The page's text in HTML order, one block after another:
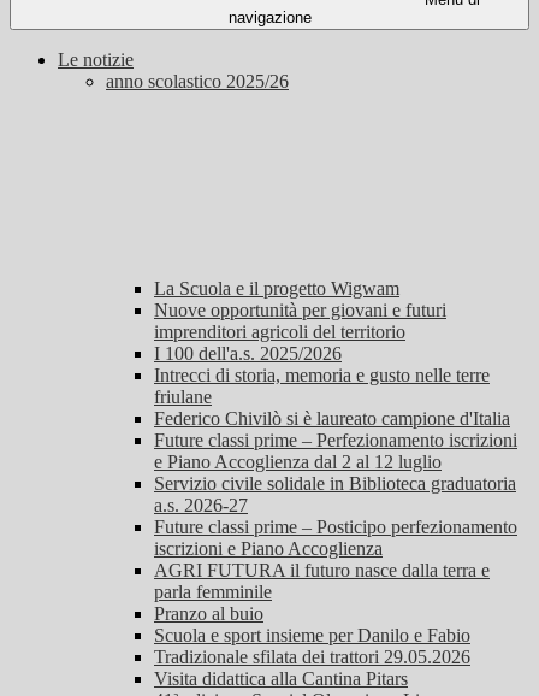
navigazione
Le notizie
anno scolastico 2025/26
La Scuola e il progetto Wigwam
Nuove opportunità per giovani e futuri
imprenditori agricoli del territorio
I 100 dell'a.s. 2025/2026
Intrecci di storia, memoria e gusto nelle terre
friulane
Federico Chivilò si è laureato campione d'Italia
Future classi prime – Perfezionamento iscrizioni
e Piano Accoglienza dal 2 al 12 luglio
Servizio civile solidale in Biblioteca graduatoria
a.s. 2026-27
Future classi prime – Posticipo perfezionamento
iscrizioni e Piano Accoglienza
AGRI FUTURA il futuro nasce dalla terra e
parla femminile
Pranzo al buio
Scuola e sport insieme per Danilo e Fabio
Tradizionale sfilata dei trattori 29.05.2026
Visita didattica alla Cantina Pitars